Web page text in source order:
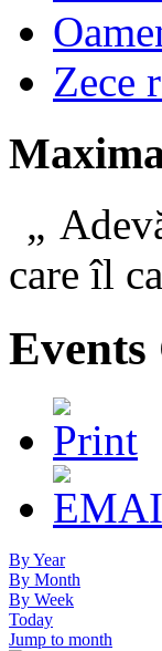
Zece
„
By Year
By Month
By Week
Today
Jump to month